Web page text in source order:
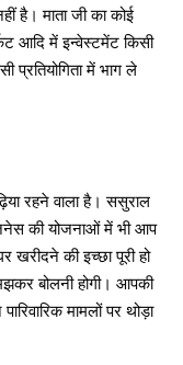
है। माता जी का कोई
आदि में इन्वेस्टमेंट किसी
प्रतियोगिता में भाग ले
रहने वाला है। ससुराल
की योजनाओं में भी आप
की इच्छा पूरी हो
बोलनी होगी। आपकी
मामलों पर थोड़ा